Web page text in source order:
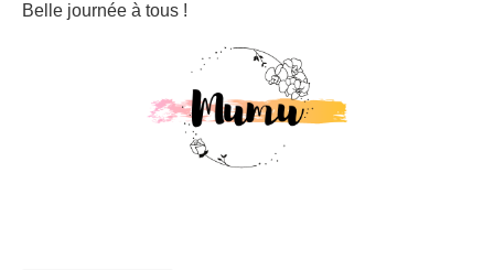
Belle journée à tous !